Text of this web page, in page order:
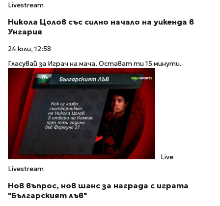
Livestream
Никола Цолов със силно начало на уикенда в
Унгария
24 юли, 12:58
Гласувай за Играч на мача. Остават ти 15 минути.
Live
Livestream
Нов въпрос, нов шанс за награда с играта
"Българският лъв"